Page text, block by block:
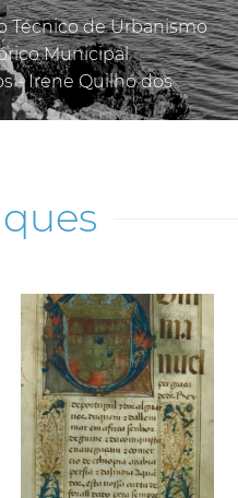
Técnico de Urbanismo
Municipal
- Irene Quilhó dos